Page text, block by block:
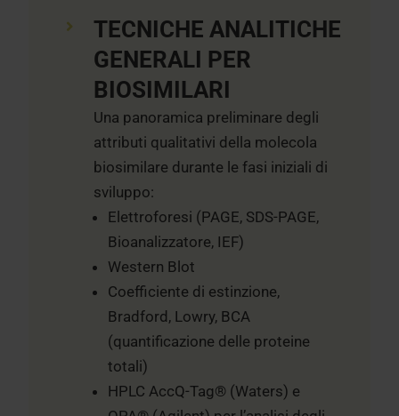
TECNICHE ANALITICHE
GENERALI PER
BIOSIMILARI
Una panoramica preliminare degli
attributi qualitativi della molecola
biosimilare durante le fasi iniziali di
sviluppo:
Elettroforesi (PAGE, SDS-PAGE,
Bioanalizzatore, IEF)
Western Blot
Coefficiente di estinzione,
Bradford, Lowry, BCA
(quantificazione delle proteine
totali)
HPLC AccQ-Tag® (Waters) e